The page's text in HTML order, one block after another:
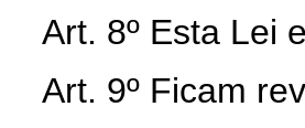
Art. 8º Esta Lei
Art. 9º Ficam